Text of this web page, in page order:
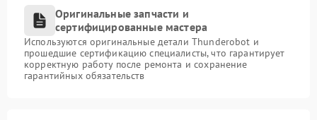
Оригинальные запчасти и
сертифицированные мастера
Используются оригинальные детали Thunderobot и
прошедшие сертификацию специалисты, что гарантирует
корректную работу после ремонта и сохранение
гарантийных обязательств